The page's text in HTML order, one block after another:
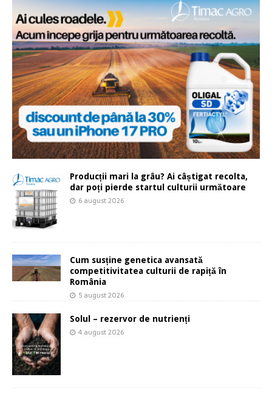
Producții mari la grâu? Ai câștigat recolta,
dar poți pierde startul culturii următoare
6 august 2026
Cum susține genetica avansată
competitivitatea culturii de rapiță în
România
5 august 2026
Solul – rezervor de nutrienți
4 august 2026